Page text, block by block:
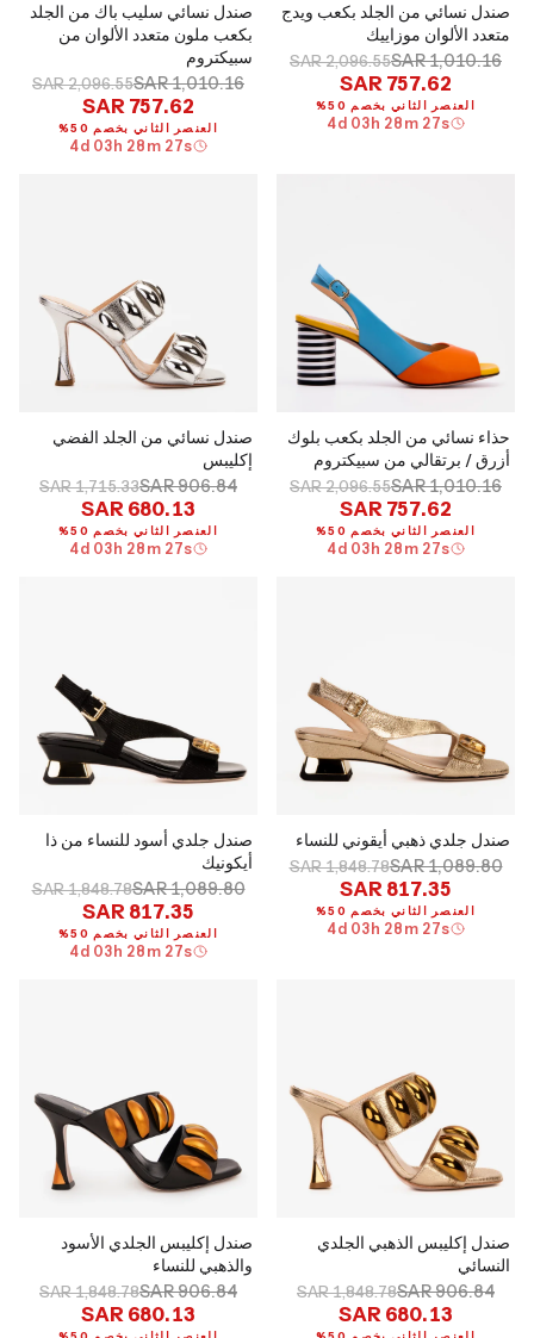
صندل نسائي من الجلد بكعب ويدج
متعدد الألوان موزاييك
SAR 1,010.16
SAR 2,096.55
SAR 757.62
العنصر الثاني بخصم 50%
4d 03 h 28 m 26s
صندل نسائي سليب باك من الجلد
بكعب ملون متعدد الألوان من
سبيكتروم
SAR 1,010.16
SAR 2,096.55
SAR 757.62
العنصر الثاني بخصم 50%
4d 03 h 28 m 26s
حذاء نسائي من الجلد بكعب بلوك
أزرق / برتقالي من سبيكتروم
SAR 1,010.16
SAR 2,096.55
SAR 757.62
العنصر الثاني بخصم 50%
4d 03 h 28 m 26s
صندل نسائي من الجلد الفضي
إكليبس
SAR 906.84
SAR 1,715.33
SAR 680.13
العنصر الثاني بخصم 50%
4d 03 h 28 m 26s
صندل جلدي ذهبي أيقوني للنساء
SAR 1,089.80
SAR 1,848.78
SAR 817.35
العنصر الثاني بخصم 50%
4d 03 h 28 m 26s
صندل جلدي أسود للنساء من ذا
أيكونيك
SAR 1,089.80
SAR 1,848.78
SAR 817.35
العنصر الثاني بخصم 50%
4d 03 h 28 m 26s
صندل إكليبس الذهبي الجلدي
النسائي
SAR 906.84
SAR 1,848.78
SAR 680.13
صندل إكليبس الجلدي الأسود
والذهبي للنساء
SAR 906.84
SAR 1,848.78
SAR 680.13